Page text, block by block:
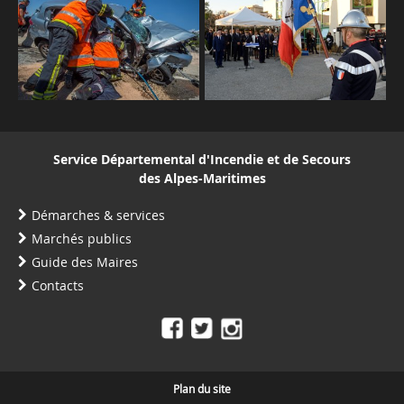
Service Départemental d'Incendie et de Secours
des Alpes-Maritimes
Démarches & services
Marchés publics
Guide des Maires
Contacts
Plan du site